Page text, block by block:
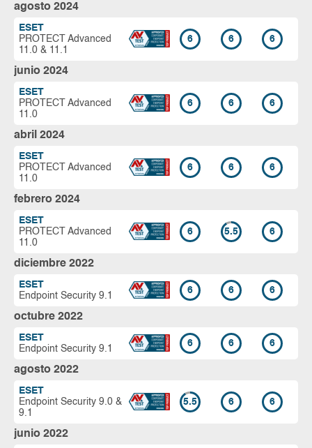
agosto 2024
ESET
PROTECT Advanced
11.0 & 11.1
6 6 6
junio 2024
ESET
PROTECT Advanced
11.0
6 6 6
abril 2024
ESET
PROTECT Advanced
11.0
6 6 6
febrero 2024
ESET
PROTECT Advanced
11.0
6 5.5 6
diciembre 2022
ESET
Endpoint Security 9.1
6 6 6
octubre 2022
ESET
Endpoint Security 9.1
6 6 6
agosto 2022
ESET
Endpoint Security 9.0 &
9.1
5.5 6 6
junio 2022